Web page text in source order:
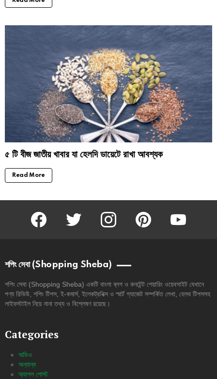
৫ টি বীজ জাতীয় খাবার যা হেলদি ডায়েটে রাখা আবশ্যক
Read More
facebook twitter instagram pinterest youtube
শপিং সেবা (Shopping Sheba)
শপিং সেবা (Shopping Sheba) একটি বাংলা ব্লগ ও কনটেন্ট শেয়ারিং ওয়েবসাইট যেখানে
পণ্য রিভিউ, শপিং টিপস, ই-কমার্স, ইলেকট্রনিক্স ও স্মার্ট গ্যাজেট সম্পর্কিত লেখা, হেলথ টিপসসহ
লাইফস্টাইল নিয়ে নানা তথ্য ও বিশ্লেষণ রয়েছে।
Categories
অডিও
অন্যান্য
অ্যাপল পোস্ট